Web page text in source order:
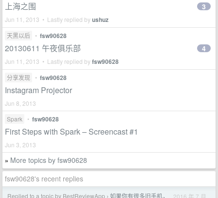
上海之围
Jun 11, 2013 • Lastly replied byushuz
3
天黑以后 • fsw90628
20130611 午夜俱乐部
Jun 11, 2013 • Lastly replied byfsw90628
4
分享发现 • fsw90628
Instagram Projector
Jun 8, 2013
Spark
• fsw90628
First Steps with Spark – Screencast #1
Jun 3, 2013
» More topics by fsw90628
fsw90628's recent replies
Replied to a topic by BestReviewApp › 如果你有很多旧手机，
2016 年 7 月